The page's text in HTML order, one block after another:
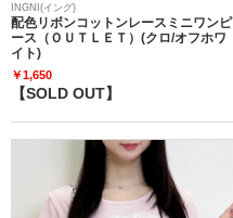
INGNI(イング)
配色リボンコットンレースミニワンピ
ース（ＯＵＴＬＥＴ）(クロ/オフホワ
イト)
￥1,650
【SOLD OUT】